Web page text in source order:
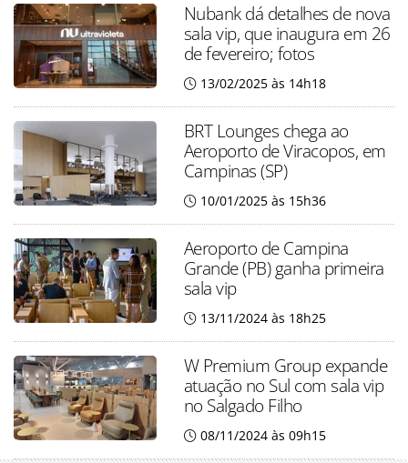
Nubank dá detalhes de nova
sala vip, que inaugura em 26
de fevereiro; fotos
13/02/2025 às 14h18
BRT Lounges chega ao
Aeroporto de Viracopos, em
Campinas (SP)
10/01/2025 às 15h36
Aeroporto de Campina
Grande (PB) ganha primeira
sala vip
13/11/2024 às 18h25
W Premium Group expande
atuação no Sul com sala vip
no Salgado Filho
08/11/2024 às 09h15